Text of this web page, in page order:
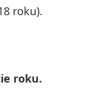
roku).
roku.